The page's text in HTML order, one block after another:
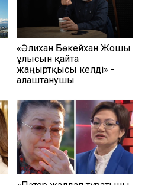
«Әлихан Бөкейхан Жошы
ұлысын қайта
жаңғыртқысы келді» -
алаштанушы